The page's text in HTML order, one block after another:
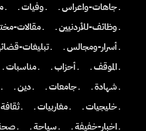
ـ جاهات-واعراس ـ
ـ وفيات ـ
ـ
ـ وظائف-للأردنيين ـ
ـ مقالات-
ـ أسرار-ومجالس ـ
ـ تبليغات-
ـ الموقف ـ
ـ أحزاب ـ ـ مناسبات ـ
ـ شهادة ـ
ـ جامعات ـ ـ دين ـ
ـ خليجيات ـ
ـ مغاربيات ـ ـ
ـ اخبار-خفيفة ـ
ـ سياحة ـ ـ